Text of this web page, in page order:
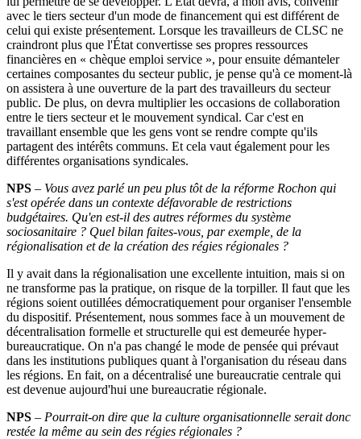
avec le tiers secteur d'un mode de financement qui est différent de
celui qui existe présentement. Lorsque les travailleurs de CLSC ne
craindront plus que l'État convertisse ses propres ressources
financières en « chèque emploi service », pour ensuite démanteler
certaines composantes du secteur public, je pense qu'à ce moment-là
on assistera à une ouverture de la part des travailleurs du secteur
public. De plus, on devra multiplier les occasions de collaboration
entre le tiers secteur et le mouvement syndical. Car c'est en
travaillant ensemble que les gens vont se rendre compte qu'ils
partagent des intérêts communs. Et cela vaut également pour les
différentes organisations syndicales.
NPS – Vous avez parlé un peu plus tôt de la réforme Rochon qui
s'est opérée dans un contexte défavorable de restrictions
budgétaires. Qu'en est-il des autres réformes du système
sociosanitaire ? Quel bilan faites-vous, par exemple, de la
régionalisation et de la création des régies régionales ?
Il y avait dans la régionalisation une excellente intuition, mais si on
ne transforme pas la pratique, on risque de la torpiller. Il faut que les
régions soient outillées démocratiquement pour organiser l'ensemble
du dispositif. Présentement, nous sommes face à un mouvement de
décentralisation formelle et structurelle qui est demeurée hyper-
bureaucratique. On n'a pas changé le mode de pensée qui prévaut
dans les institutions publiques quant à l'organisation du réseau dans
les régions. En fait, on a décentralisé une bureaucratie centrale qui
est devenue aujourd'hui une bureaucratie régionale.
NPS – Pourrait-on dire que la culture organisationnelle serait donc
restée la même au sein des régies régionales ?